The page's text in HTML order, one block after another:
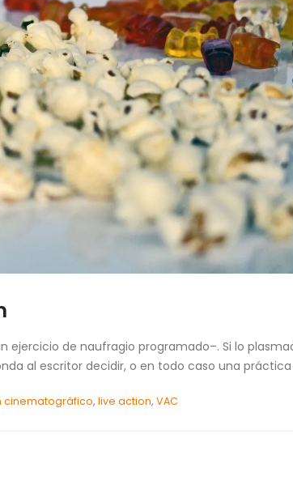
de naufragio programado–. Si lo
al escritor decidir, o en todo caso una práctica
cinematográfico,live action,VAC